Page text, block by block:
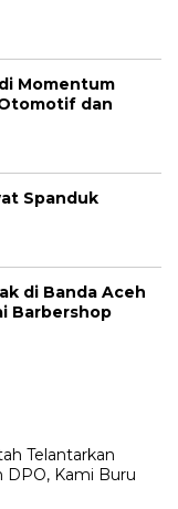
Momentum
dan
Spanduk
di Banda Aceh
Barbershop